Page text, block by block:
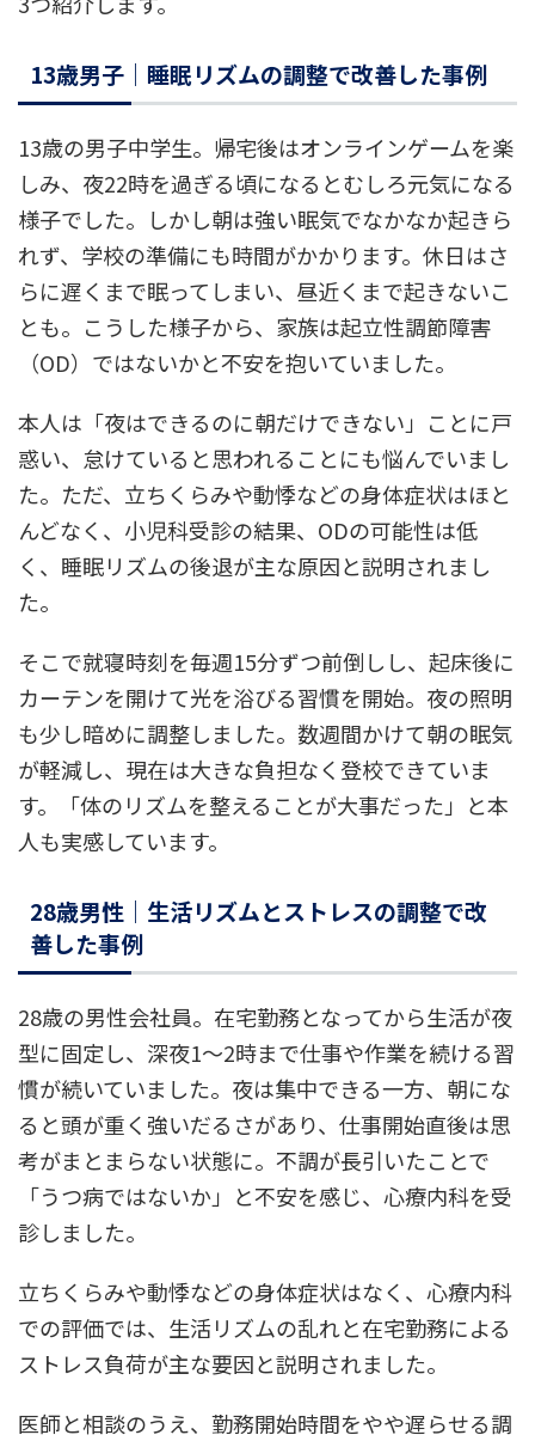
13歳男子｜睡眠リズムの調整で改善した事例
13歳の男子中学生。帰宅後はオンラインゲームを楽
しみ、夜22時を過ぎる頃になるとむしろ元気になる
様子でした。しかし朝は強い眠気でなかなか起きら
れず、学校の準備にも時間がかかります。休日はさ
らに遅くまで眠ってしまい、昼近くまで起きないこ
とも。こうした様子から、家族は起立性調節障害
（OD）ではないかと不安を抱いていました。
本人は「夜はできるのに朝だけできない」ことに戸
惑い、怠けていると思われることにも悩んでいまし
た。ただ、立ちくらみや動悸などの身体症状はほと
んどなく、小児科受診の結果、ODの可能性は低
く、睡眠リズムの後退が主な原因と説明されまし
た。
そこで就寝時刻を毎週15分ずつ前倒しし、起床後に
カーテンを開けて光を浴びる習慣を開始。夜の照明
も少し暗めに調整しました。数週間かけて朝の眠気
が軽減し、現在は大きな負担なく登校できていま
す。「体のリズムを整えることが大事だった」と本
人も実感しています。
28歳男性｜生活リズムとストレスの調整で改
善した事例
28歳の男性会社員。在宅勤務となってから生活が夜
型に固定し、深夜1〜2時まで仕事や作業を続ける習
慣が続いていました。夜は集中できる一方、朝にな
ると頭が重く強いだるさがあり、仕事開始直後は思
考がまとまらない状態に。不調が長引いたことで
「うつ病ではないか」と不安を感じ、心療内科を受
診しました。
立ちくらみや動悸などの身体症状はなく、心療内科
での評価では、生活リズムの乱れと在宅勤務による
ストレス負荷が主な要因と説明されました。
医師と相談のうえ、勤務開始時間をやや遅らせる調